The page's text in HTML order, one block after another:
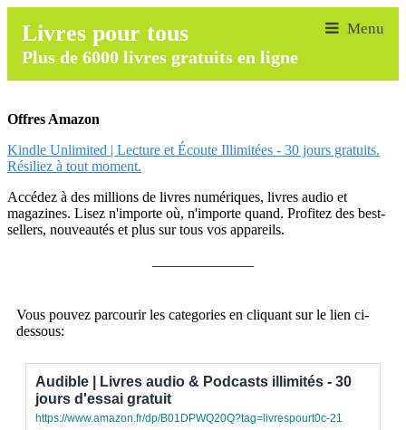
Livres pour tous
Plus de 6000 livres gratuits en ligne
Offres Amazon
Kindle Unlimited | Lecture et Écoute Illimitées - 30 jours gratuits.
Résiliez à tout moment.
Accédez à des millions de livres numériques, livres audio et
magazines. Lisez n'importe où, n'importe quand. Profitez des best-
sellers, nouveautés et plus sur tous vos appareils.
Vous pouvez parcourir les categories en cliquant sur le lien ci-
dessous:
Audible | Livres audio & Podcasts illimités - 30
jours d'essai gratuit
https://www.amazon.fr/dp/B01DPWQ20Q?tag=livrespourt0c-21